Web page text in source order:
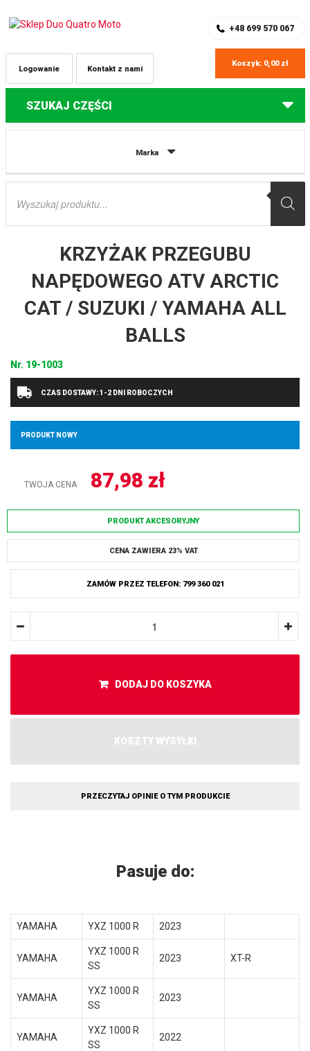
+48 699 570 067
Kontakt z nami
Logowanie
Koszyk: 0,00 zł
SZUKAJ CZĘŚCI
Marka
Wyszukiwarka
Części do quadów Arctic Cat
KRZYŻAK PRZEGUBU
NAPĘDOWEGO ATV ARCTIC
CAT / SUZUKI / YAMAHA ALL
BALLS
Nr. 19-1003
CZAS DOSTAWY: 1-2 DNI ROBOCZYCH
PRODUKT NOWY
TWOJA CENA 87,98 zł
PRODUKT AKCESORYJNY
CENA ZAWIERA 23% VAT
ZAMÓW PRZEZ TELEFON: 799 360 021
DODAJ DO KOSZYKA
KOSZTY WYSYŁKI
PRZECZYTAJ OPINIE O TYM PRODUKCIE
Pasuje do:
YAMAHA YXZ 1000 R 2023
YAMAHA
YXZ 1000 R
SS
2023 XT-R
YAMAHA
YXZ 1000 R
SS
2023
YAMAHA
YXZ 1000 R
SS
2022